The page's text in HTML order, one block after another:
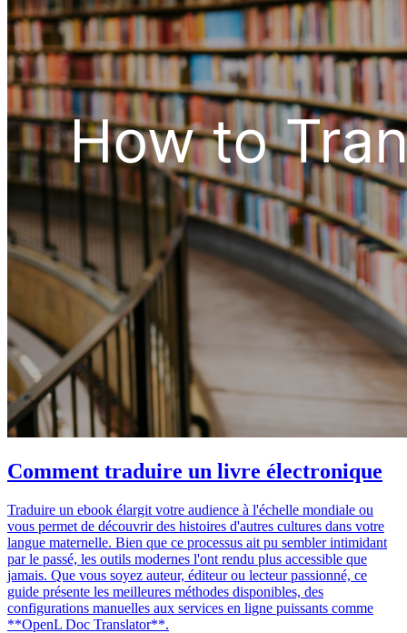
Comment traduire un livre électronique
Traduire un ebook élargit votre audience à l'échelle mondiale ou
vous permet de découvrir des histoires d'autres cultures dans votre
langue maternelle. Bien que ce processus ait pu sembler intimidant
par le passé, les outils modernes l'ont rendu plus accessible que
jamais. Que vous soyez auteur, éditeur ou lecteur passionné, ce
guide présente les meilleures méthodes disponibles, des
configurations manuelles aux services en ligne puissants comme
**OpenL Doc Translator**.